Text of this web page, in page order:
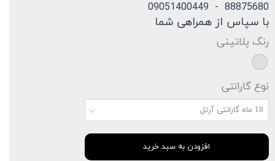
88875680 - 09051400449
با سپاس از همراهی شما
رنگ پلاتینی
نوع گارانتی
18 ماه گارانتی آرتل
افزودن به سبد خرید